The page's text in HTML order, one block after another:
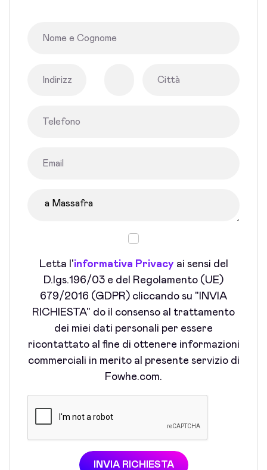
Letta l'informativa Privacyai sensi del
D.lgs.196/03 e del Regolamento (UE)
679/2016 (GDPR) cliccando su "INVIA
RICHIESTA" do il consenso al trattamento
dei miei dati personali per essere
ricontattato al fine di ottenere informazioni
commerciali in merito al presente servizio di
Fowhe.com.
INVIA RICHIESTA